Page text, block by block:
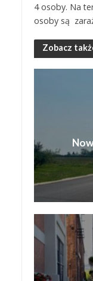
4 osoby. Na
osoby są
Zobacz